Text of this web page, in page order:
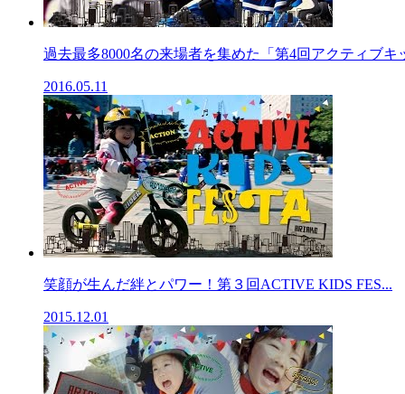
過去最多8000名の来場者を集めた「第4回アクティブキ
2016.05.11
笑顔が生んだ絆とパワー！第３回ACTIVE KIDS FES...
2015.12.01